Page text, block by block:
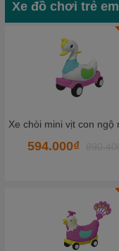
Xe đồ chơi trẻ em
594.000₫